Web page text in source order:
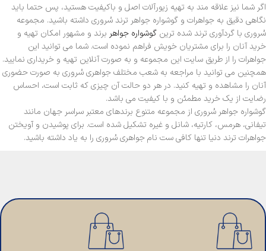
اگر شما نیز علاقه مند به تهیه زیورآلات اصل و باکیفیت هستید، پس حتما باید
نگاهی دقیق به جواهرات و گوشواره جواهر ترند سُروری داشته باشید. مجموعه
سُروری با گردآوری ترند شده ترین گوشواره جواهر برند و مشهور امکان تهیه و
خرید آنان را برای مشتریان خویش فراهم نموده است. شما می توانید این
جواهرات را از طریق سایت این مجموعه و به صورت آنلاین تهیه و خریداری نمایید.
همچنین می توانید با مراجعه به شعب مختلف جواهری سُروری به صورت حضوری
آنان را مشاهده و تهیه کنید. در هر دو حالت آن چیزی که ثابت است، احساس
رضایت از یک خرید مطمئن و با کیفیت می باشد.
گوشواره جواهر سُروری از مجموعه متنوع برندهای معتبر سراسر جهان مانند
تیفانی، هرمس، کارتیه، شانل و غیره تشکیل شده است. برای پوشیدن و آویختن
جواهرات ترند دنیا تنها کافی ست نام جواهری سُروری را به یاد داشته باشید.